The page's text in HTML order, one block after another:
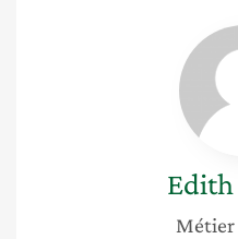
Edith
Métier